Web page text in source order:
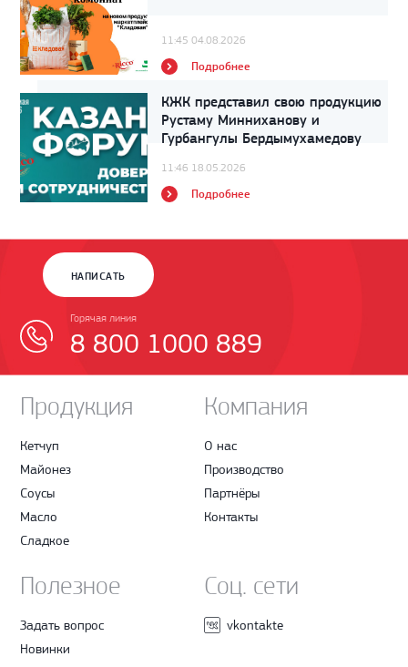
11:45 04.08.2026
Подробнее
КЖК представил свою продукцию
Рустаму Минниханову и
Гурбангулы Бердымухамедову
11:46 18.05.2026
Подробнее
НАПИСАТЬ
Горячая линия
8 800 1000 889
Продукция
Кетчуп
Майонез
Соусы
Масло
Сладкое
Компания
О нас
Производство
Партнёры
Контакты
Полезное
Задать вопрос
Новинки
Соц. сети
vkontakte